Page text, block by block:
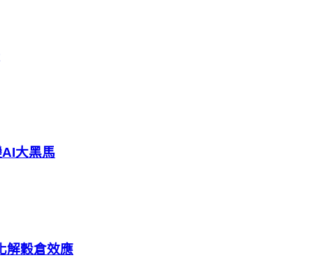
大黑馬
解穀倉效應